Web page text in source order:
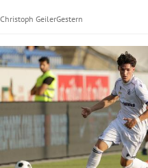
Christoph GeilerGestern